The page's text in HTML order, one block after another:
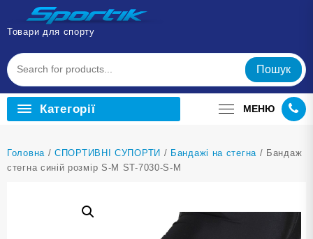
Перейти
вмісту
Товари для спорту
Пошук
Категорії МЕНЮ
Головна /СПОРТИВНІ СУПОРТИ / Бандажі на стегна / Бандаж
стегна синій розмір S-M ST-7030-S-M